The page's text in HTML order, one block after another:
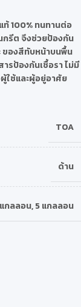
100% ทนทานต่อ
กรีต จึงช่วยป้องกัน
ของสีทับหน้าบนพื้น
รป้องกันเชื้อรา ไม่มี
ใช้และผู้อยู่อาศัย
TOA
ด้าน
กลลอน,5 แกลลอน